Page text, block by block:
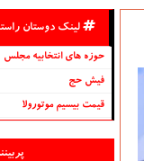
لینک دوستان
حوزه های انتخابیه مجلس
فیش حج
قیمت بیسیم موتورولا